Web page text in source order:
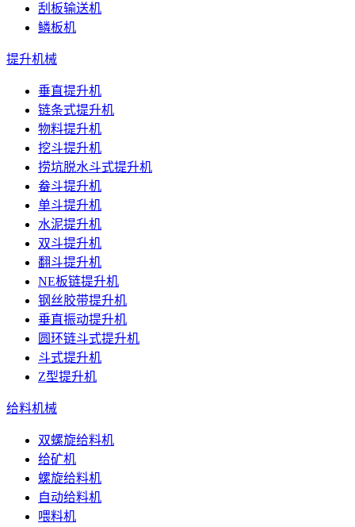
刮板输送机
鳞板机
提升机械
垂直提升机
链条式提升机
物料提升机
挖斗提升机
捞坑脱水斗式提升机
畚斗提升机
单斗提升机
水泥提升机
双斗提升机
翻斗提升机
NE板链提升机
钢丝胶带提升机
垂直振动提升机
圆环链斗式提升机
斗式提升机
Z型提升机
给料机械
双螺旋给料机
给矿机
螺旋给料机
自动给料机
喂料机